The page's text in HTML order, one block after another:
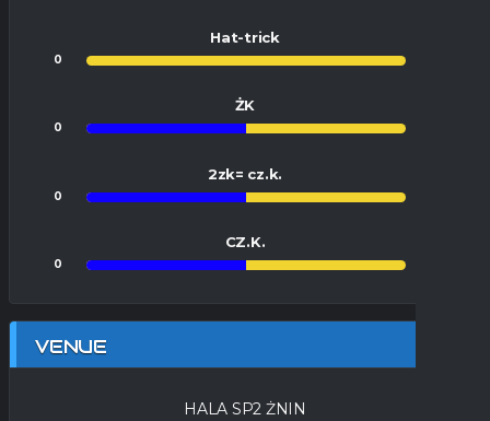
Hat-trick
0
ŻK
0
2zk= cz.k.
0
CZ.K.
0
VENUE
HALA SP2 ŻNIN